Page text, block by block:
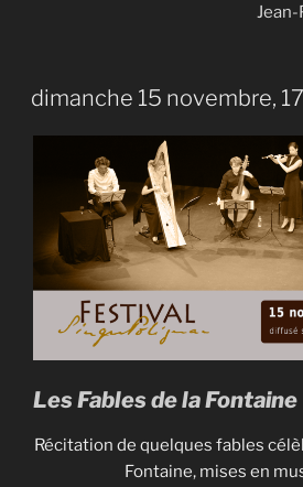
Jean-
dimanche 15 novembre,
Les Fables de la Fontaine
Récitation de quelques fables
Fontaine, mises en